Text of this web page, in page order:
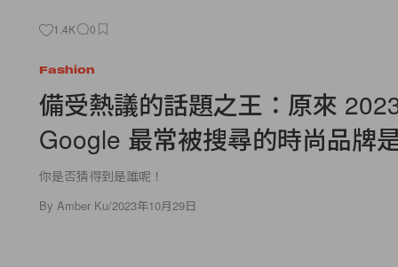
1.4K 0
Fashion
備受熱議的話題之王：原來
Google 最常被搜尋的時尚品牌
你是否猜得到是誰呢！
By Amber Ku/2023年10月29日